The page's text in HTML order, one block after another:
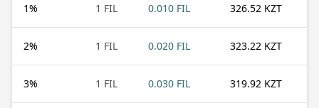
1% 1 FIL 0.010 FIL 326.52 KZT
2% 1 FIL 0.020 FIL 323.22 KZT
3% 1 FIL 0.030 FIL 319.92 KZT